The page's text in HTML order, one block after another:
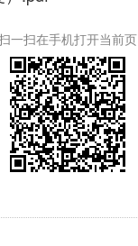
一扫在手机打开当前页